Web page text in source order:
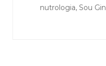
nutrologia, Sou